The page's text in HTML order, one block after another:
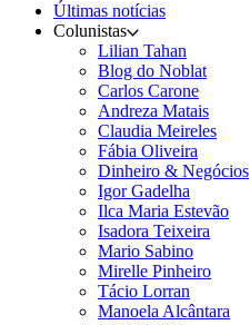
Últimas notícias
Colunistas
Lilian Tahan
Blog do Noblat
Carlos Carone
Andreza Matais
Claudia Meireles
Fábia Oliveira
Dinheiro & Negócios
Igor Gadelha
Ilca Maria Estevão
Isadora Teixeira
Mario Sabino
Mirelle Pinheiro
Tácio Lorran
Manoela Alcântara